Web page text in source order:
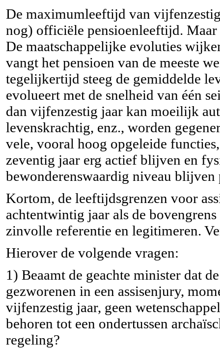
De maximumleeftijd van
nog) officiële pensioenleeftijd.
De maatschappelijke evoluties
vangt het pensioen van de meeste
tegelijkertijd steeg de gemiddelde
evolueert met de snelheid van één
dan vijfenzestig jaar kan moeilijk
levenskrachtig, enz., worden
vele, vooral hoog opgeleide
zeventig jaar erg actief blijven en
bewonderenswaardig niveau blijven
Kortom, de leeftijdsgrenzen voor
achtentwintig jaar als de
zinvolle referentie en legitimeren.
Hierover de volgende vragen:
1) Beaamt de geachte minister dat
gezworenen in een assisenjury,
vijfenzestig jaar, geen
behoren tot een ondertussen
regeling?